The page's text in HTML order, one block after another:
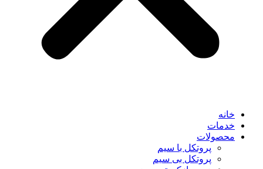
خانه
خدمات
محصولات
پروتکل با سیم
پروتکل بی سیم